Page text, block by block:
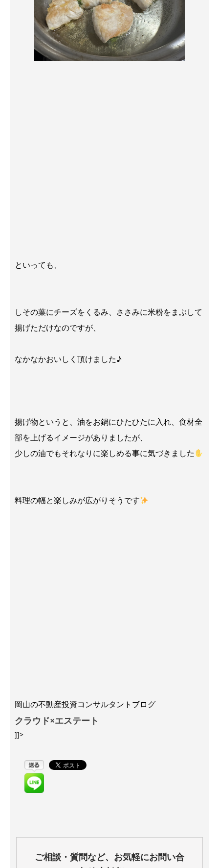
といっても、
しその葉にチーズをくるみ、ささみに米粉をまぶして
揚げただけなのですが、
なかなかおいしく頂けました♪
揚げ物というと、油をお鍋にひたひたに入れ、食材全
部を上げるイメージがありましたが、
少しの油でもそれなりに楽しめる事に気づきました
料理の幅と楽しみが広がりそうです
岡山の不動産投資コンサルタントブログ
クラウド×エステート
]]>
ご相談・質問など、お気軽にお問い合